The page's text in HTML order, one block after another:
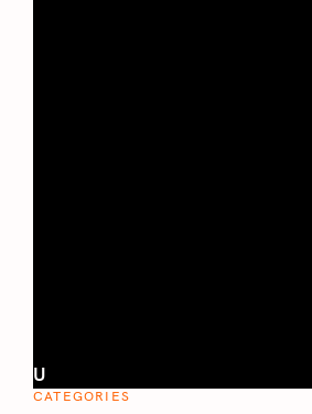
U
CATEGORIES